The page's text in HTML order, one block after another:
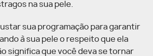
na sua pele.
sua programação para garantir
à sua pele o respeito que ela
significa que você deva se tornar